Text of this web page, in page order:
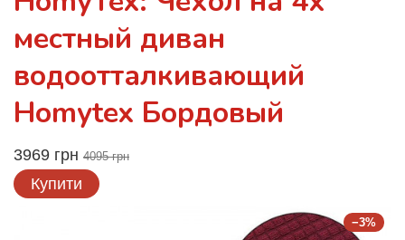
местный диван
водоотталкивающий
Homytex Бордовый
3969 грн 4095 грн
Купити
−3%